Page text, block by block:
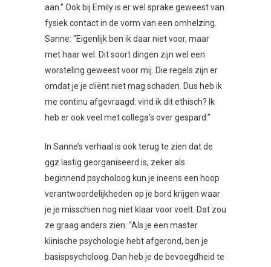
aan.” Ook bij Emily is er wel sprake geweest van
fysiek contact in de vorm van een omhelzing.
Sanne: “Eigenlijk ben ik daar niet voor, maar
met haar wel. Dit soort dingen zijn wel een
worsteling geweest voor mij. Die regels zijn er
omdat je je cliënt niet mag schaden. Dus heb ik
me continu afgevraagd: vind ik dit ethisch? Ik
heb er ook veel met collega’s over gespard.”
In Sanne’s verhaal is ook terug te zien dat de
ggz lastig georganiseerd is, zeker als
beginnend psycholoog kun je ineens een hoop
verantwoordelijkheden op je bord krijgen waar
je je misschien nog niet klaar voor voelt. Dat zou
ze graag anders zien: “Als je een master
klinische psychologie hebt afgerond, ben je
basispsycholoog. Dan heb je de bevoegdheid te